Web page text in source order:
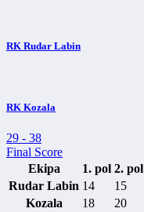
RK Rudar Labin
RK Kozala
29 - 38
Final Score
Ekipa
1. pol 2. pol
Rudar Labin 14 15
Kozala
18 20